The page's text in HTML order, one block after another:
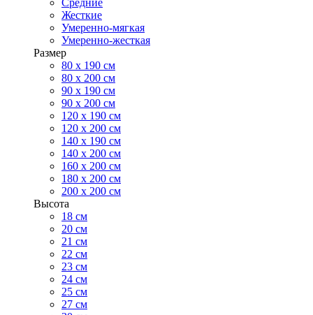
Средние
Жесткие
Умеренно-мягкая
Умеренно-жесткая
Размер
80 х 190 см
80 х 200 см
90 х 190 см
90 х 200 см
120 х 190 см
120 х 200 см
140 х 190 см
140 х 200 см
160 х 200 см
180 х 200 см
200 х 200 см
Высота
18 см
20 см
21 см
22 см
23 см
24 см
25 см
27 см